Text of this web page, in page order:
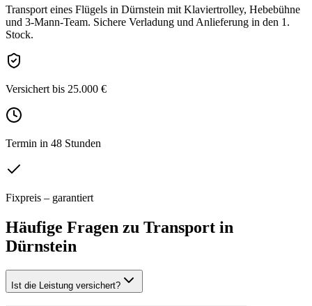
Transport eines Flügels in Dürnstein mit Klaviertrolley, Hebebühne
und 3-Mann-Team. Sichere Verladung und Anlieferung in den 1.
Stock.
Versichert bis 25.000 €
Termin in 48 Stunden
Fixpreis – garantiert
Häufige Fragen zu Transport in
Dürnstein
Ist die Leistung versichert?